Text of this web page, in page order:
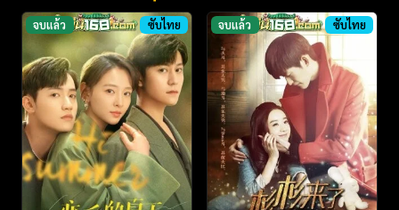
จบแล้ว ซับไทย จบแล้ว ซับไทย